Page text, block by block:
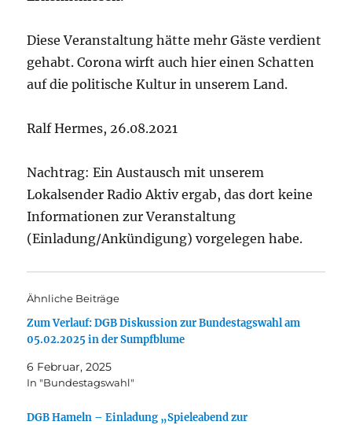
Diese Veranstaltung hätte mehr Gäste verdient
gehabt. Corona wirft auch hier einen Schatten
auf die politische Kultur in unserem Land.
Ralf Hermes, 26.08.2021
Nachtrag: Ein Austausch mit unserem
Lokalsender Radio Aktiv ergab, das dort keine
Informationen zur Veranstaltung
(Einladung/Ankündigung) vorgelegen habe.
Ähnliche Beiträge
Zum Verlauf: DGB Diskussion zur Bundestagswahl am
05.02.2025 in der Sumpfblume
6 Februar, 2025
In "Bundestagswahl"
DGB Hameln – Einladung „Spieleabend zur